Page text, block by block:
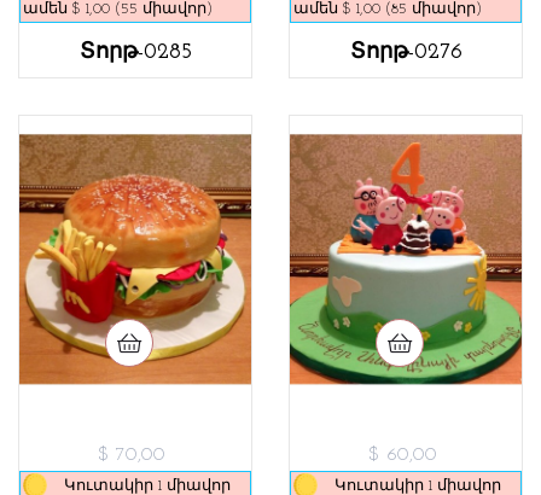
ամեն $ 1,00 (55 միավոր)
Տորթ-0285
ամեն $ 1,00 (85 միավոր)
Տորթ-0276
$ 70,00
Կուտակիր 1 միավոր
$ 60,00
Կուտակիր 1 միավոր